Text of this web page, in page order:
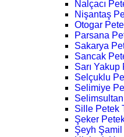
Nalçacı
Nişantaş
Otogar
Parsana
Sakarya
Sancak
Sarı
Selçuklu
Selimiye
Sille Petek
Şeker
Şeyh